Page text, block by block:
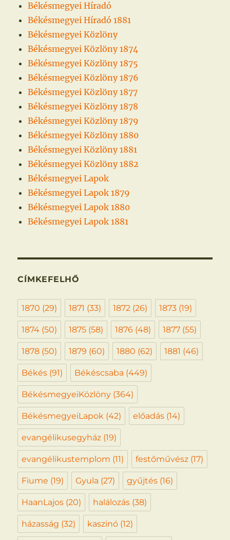
Békésmegyei Híradó
Békésmegyei Híradó 1881
Békésmegyei Közlöny
Békésmegyei Közlöny 1874
Békésmegyei Közlöny 1875
Békésmegyei Közlöny 1876
Békésmegyei Közlöny 1877
Békésmegyei Közlöny 1878
Békésmegyei Közlöny 1879
Békésmegyei Közlöny 1880
Békésmegyei Közlöny 1881
Békésmegyei Közlöny 1882
Békésmegyei Lapok
Békésmegyei Lapok 1879
Békésmegyei Lapok 1880
Békésmegyei Lapok 1881
CÍMKEFELHŐ
1870 (29) 1871 (33) 1872 (26) 1873 (19)
1874 (50) 1875 (58) 1876 (48) 1877 (55)
1878 (50) 1879 (60) 1880 (62) 1881 (46)
Békés (91) Békéscsaba (449)
BékésmegyeiKözlöny (364)
BékésmegyeiLapok (42) előadás (14)
evangélikusegyház (19)
evangélikustemplom (11) festőművész (17)
Fiume (19) Gyula (27) gyűjtés (16)
HaanLajos (20) halálozás (38)
házasság (32) kaszinó (12)